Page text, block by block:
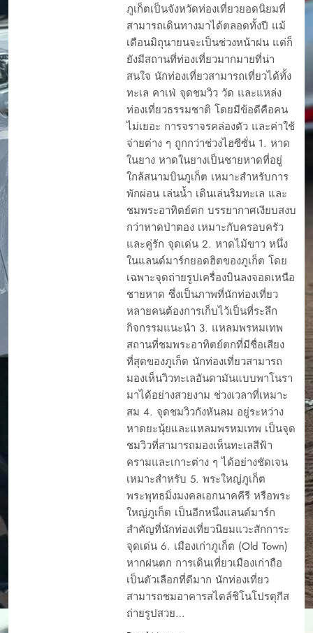
ภูเก็ตเป็นจังหวัดท่องเที่ยวยอดนิยมที่
สามารถเดินทางมาได้ตลอดทั้งปี แม้
เดือนมิถุนายนจะเป็นช่วงหน้าฝน แต่ก็
ยังมีสถานที่ท่องเที่ยวมากมายที่น่า
สนใจ นักท่องเที่ยวสามารถเที่ยวได้ทั้ง
ทะเล คาเฟ่ จุดชมวิว วัด และแหล่ง
ท่องเที่ยวธรรมชาติ โดยมีข้อดีคือคน
ไม่เยอะ การจราจรคล่องตัว และค่าใช้
จ่ายต่าง ๆ ถูกกว่าช่วงไฮซีซั่น 1. หาด
ในยาง หาดในยางเป็นชายหาดที่อยู่
ใกล้สนามบินภูเก็ต เหมาะสำหรับการ
พักผ่อน เล่นน้ำ เดินเล่นริมทะเล และ
ชมพระอาทิตย์ตก บรรยากาศเงียบสงบ
กว่าหาดป่าตอง เหมาะกับครอบครัว
และคู่รัก จุดเด่น 2. หาดไม้ขาว หนึ่ง
ในแลนด์มาร์กยอดฮิตของภูเก็ต โดย
เฉพาะจุดถ่ายรูปเครื่องบินลงจอดเหนือ
ชายหาด ซึ่งเป็นภาพที่นักท่องเที่ยว
หลายคนต้องการเก็บไว้เป็นที่ระลึก
กิจกรรมแนะนำ 3. แหลมพรหมเทพ
สถานที่ชมพระอาทิตย์ตกที่มีชื่อเสียง
ที่สุดของภูเก็ต นักท่องเที่ยวสามารถ
มองเห็นวิวทะเลอันดามันแบบพาโนรา
มาได้อย่างสวยงาม ช่วงเวลาที่เหมาะ
สม 4. จุดชมวิวกังหันลม อยู่ระหว่าง
หาดยะนุ้ยและแหลมพรหมเทพ เป็นจุด
ชมวิวที่สามารถมองเห็นทะเลสีฟ้า
ครามและเกาะต่าง ๆ ได้อย่างชัดเจน
เหมาะสำหรับ 5. พระใหญ่ภูเก็ต
พระพุทธมิ่งมงคลเอกนาคคีรี หรือพระ
ใหญ่ภูเก็ต เป็นอีกหนึ่งแลนด์มาร์ก
สำคัญที่นักท่องเที่ยวนิยมแวะสักการะ
จุดเด่น 6. เมืองเก่าภูเก็ต (Old Town)
หากฝนตก การเดินเที่ยวเมืองเก่าถือ
เป็นตัวเลือกที่ดีมาก นักท่องเที่ยว
สามารถชมอาคารสไตล์ชิโนโปรตุกีส
ถ่ายรูปสวย…